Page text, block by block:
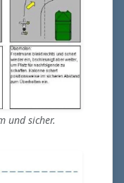
und sicher.